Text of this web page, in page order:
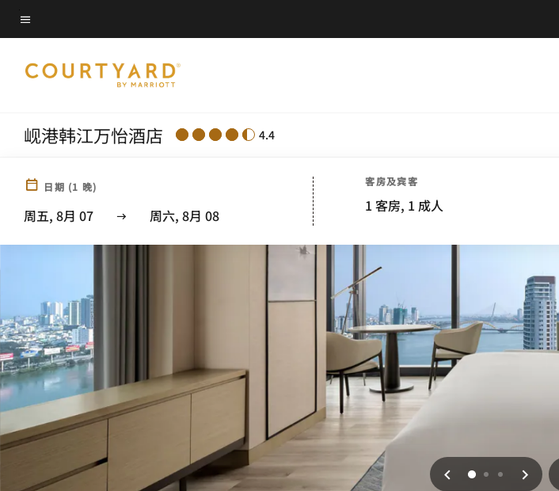
Skip
to
content
菜单文本
岘港韩江万怡酒店 4.4
日期 (1 晚)
周五, 8月 07 周六, 8月 08
客房及宾客
1 客房, 1 成人
上一页
0 1 2 下